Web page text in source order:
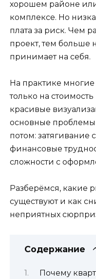
хорошем районе
комплексе. Но
плата за риск. Чем
проект, тем больше
принимает на себя.
На практике
только на
красивые
основные проблемы
потом: затягивание
финансовые
сложности с
Разберёмся, какие
существуют и как
неприятных
Содержание
Почему